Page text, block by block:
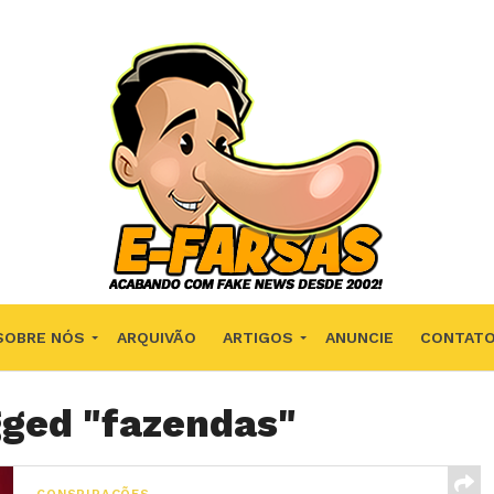
NÓS ARQUIVÃO ARTIGOS ANUNCIE CONTATO
"fazendas"